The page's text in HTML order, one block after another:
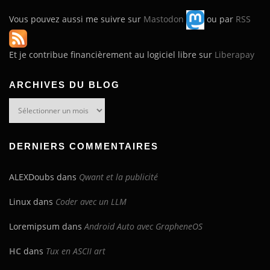
Vous pouvez aussi me suivre sur Mastodon ou par RSS
Et je contribue financièrement au logiciel libre sur Liberapay
ARCHIVES DU BLOG
DERNIERS COMMENTAIRES
ALEXDoubs dans Qwant et la publicité
Linux dans Coder avec un LLM
Loremipsum dans Android Auto avec GrapheneOS
HC dans Tux en ASCII art